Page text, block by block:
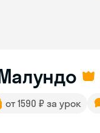
от 1590 ₽ за урок